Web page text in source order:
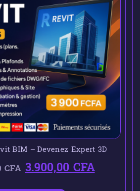
BIM – Devenez Expert 3D
CFA 3.900,00CFA